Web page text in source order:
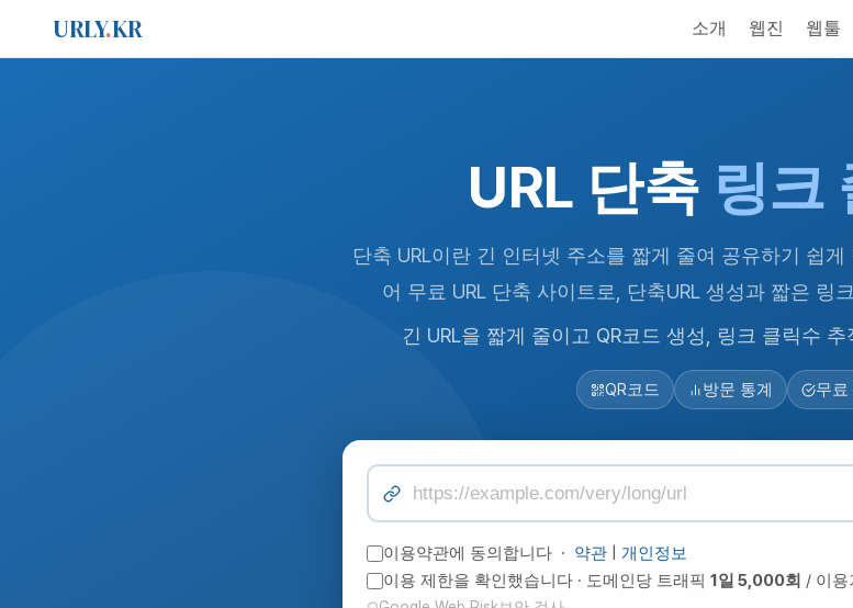
URLY.KR 소개 웹진 웹툴
URL 단축 링크
단축 URL이란 긴 인터넷 주소를 짧게 줄여 공유하기 쉽
어 무료 URL 단축 사이트로, 단축URL 생성과 짧은 링
긴 URL을 짧게 줄이고 QR코드 생성, 링크 클릭수
QR코드 방문 통계 무료
이용약관에 동의합니다 · 약관
개인정보
이용 제한을 확인했습니다
도메인당 트래픽 1일 5,000회 / 이용